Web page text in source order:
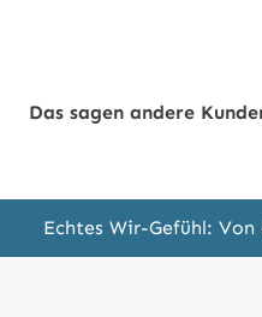
Das sagen andere
Echtes Wir-Gefühl: